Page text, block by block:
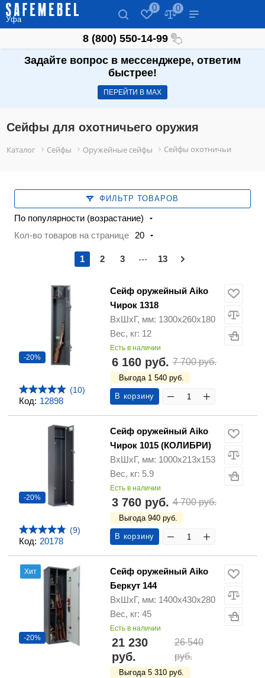
Уфа
0 0
8 (800) 550-14-99
Задайте вопрос в мессенджере, ответим
быстрее!
ПЕРЕЙТИ В МАХ
Сейфы для охотничьего оружия
Каталог Сейфы Оружейные сейфы Сейфы охотничьи
ФИЛЬТР ТОВАРОВ
По популярности (возрастание)
Кол-во товаров на странице
20
1 2 3 ... 13
Код: 12898
-20%
(10)
Сейф оружейный Aiko
Чирок 1318
ВхШхГ, мм: 1300х260х180
Вес, кг: 12
Есть в наличии
6 160 руб. 7 700 руб.
Выгода 1 540 руб.
В корзину
Код: 20178
-20%
(9)
Сейф оружейный Aiko
Чирок 1015 (КОЛИБРИ)
ВхШхГ, мм: 1000х213х153
Вес, кг: 5.9
Есть в наличии
3 760 руб. 4 700 руб.
Выгода 940 руб.
В корзину
Хит
-20%
Сейф оружейный Aiko
Беркут 144
ВхШхГ, мм: 1400х430х280
Вес, кг: 45
Есть в наличии
21 230
руб.
26 540
руб.
Выгода 5 310 руб.